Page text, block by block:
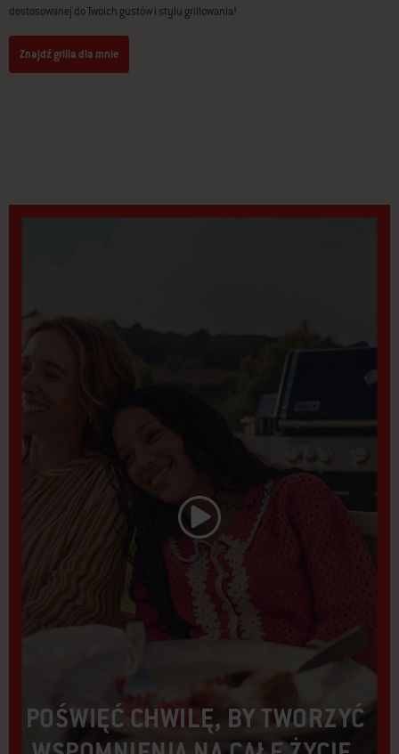
dostosowanej do Twoich gustów i stylu grillowania!
Znajdź grilla dla mnie
POŚWIĘĆ CHWILĘ, BY TWORZYĆ
Odtwórz film